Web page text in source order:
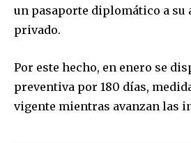
un pasaporte diplomático a su
privado.
Por este hecho, en enero se
preventiva por 180 días,
vigente mientras avanzan las